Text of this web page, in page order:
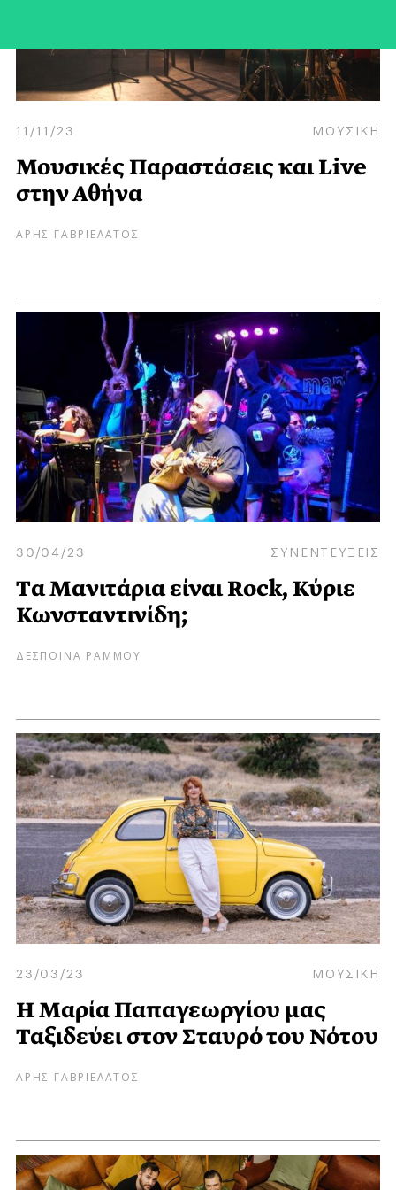
11/11/23 ΜΟΥΣΙΚΗ
Μουσικές Παραστάσεις και Live
στην Αθήνα
ΑΡΗΣ ΓΑΒΡΙΕΛΑΤΟΣ
30/04/23 ΣΥΝΕΝΤΕΥΞΕΙΣ
Tα Μανιτάρια είναι Rock, Κύριε
Κωνσταντινίδη;
ΔΕΣΠΟΙΝΑ ΡΑΜΜΟΥ
23/03/23 ΜΟΥΣΙΚΗ
Η Μαρία Παπαγεωργίου μας
Ταξιδεύει στον Σταυρό του Νότου
ΑΡΗΣ ΓΑΒΡΙΕΛΑΤΟΣ